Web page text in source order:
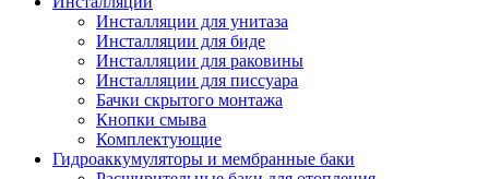
Инсталляции для унитаза
Инсталляции для биде
Инсталляции для раковины
Инсталляции для писсуара
Бачки скрытого монтажа
Кнопки смыва
Комплектующие
Гидроаккумуляторы и мембранные баки